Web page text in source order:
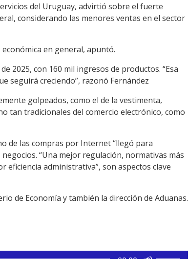
del Uruguay, advirtió sobre el fuerte
considerando las menores ventas en el sector
en general, apuntó.
2025, con 160 mil ingresos de productos. “Esa
seguirá creciendo”, razonó Fernández
golpeados, como el de la vestimenta,
tan tradicionales del comercio electrónico, como
de las compras por Internet “llegó para
“Una mejor regulación, normativas más
eficiencia administrativa”, son aspectos clave
de Economía y también la dirección de Aduanas.